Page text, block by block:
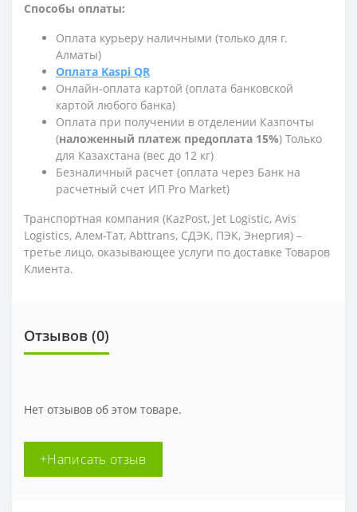
Способы оплаты:
Оплата курьеру наличными (только для г.
Алматы)
Оплата Kaspi QR
Онлайн-оплата картой (оплата банковской
картой любого банка)
Оплата при получении в отделении Казпочты
(наложенный платеж предоплата 15%) Только
для Казахстана (вес до 12 кг)
Безналичный расчет (оплата через Банк на
расчетный счет ИП Pro Market)
Транспортная компания (KazPost, Jet Logistic, Avis
Logistics, Алем-Тат, Abttrans, СДЭК, ПЭК, Энергия) –
третье лицо, оказывающее услуги по доставке Товаров
Клиента.
Отзывов (0)
Нет отзывов об этом товаре.
+Написать отзыв